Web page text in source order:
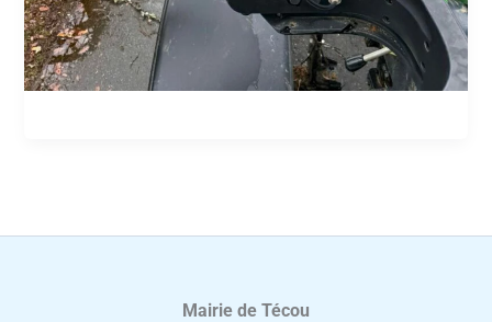
Mairie de Técou